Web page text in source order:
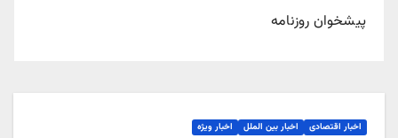
پیشخوان روزنامه
اخبار اقتصادی اخبار بین الملل اخبار ویژه